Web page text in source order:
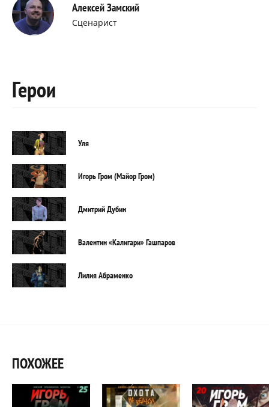
Алексей Замский
Сценарист
Герои
Уля
Игорь Гром (Майор Гром)
Дмитрий Дубин
Валентин «Калигари» Гашпаров
Лилия Абраменко
ПОХОЖЕЕ